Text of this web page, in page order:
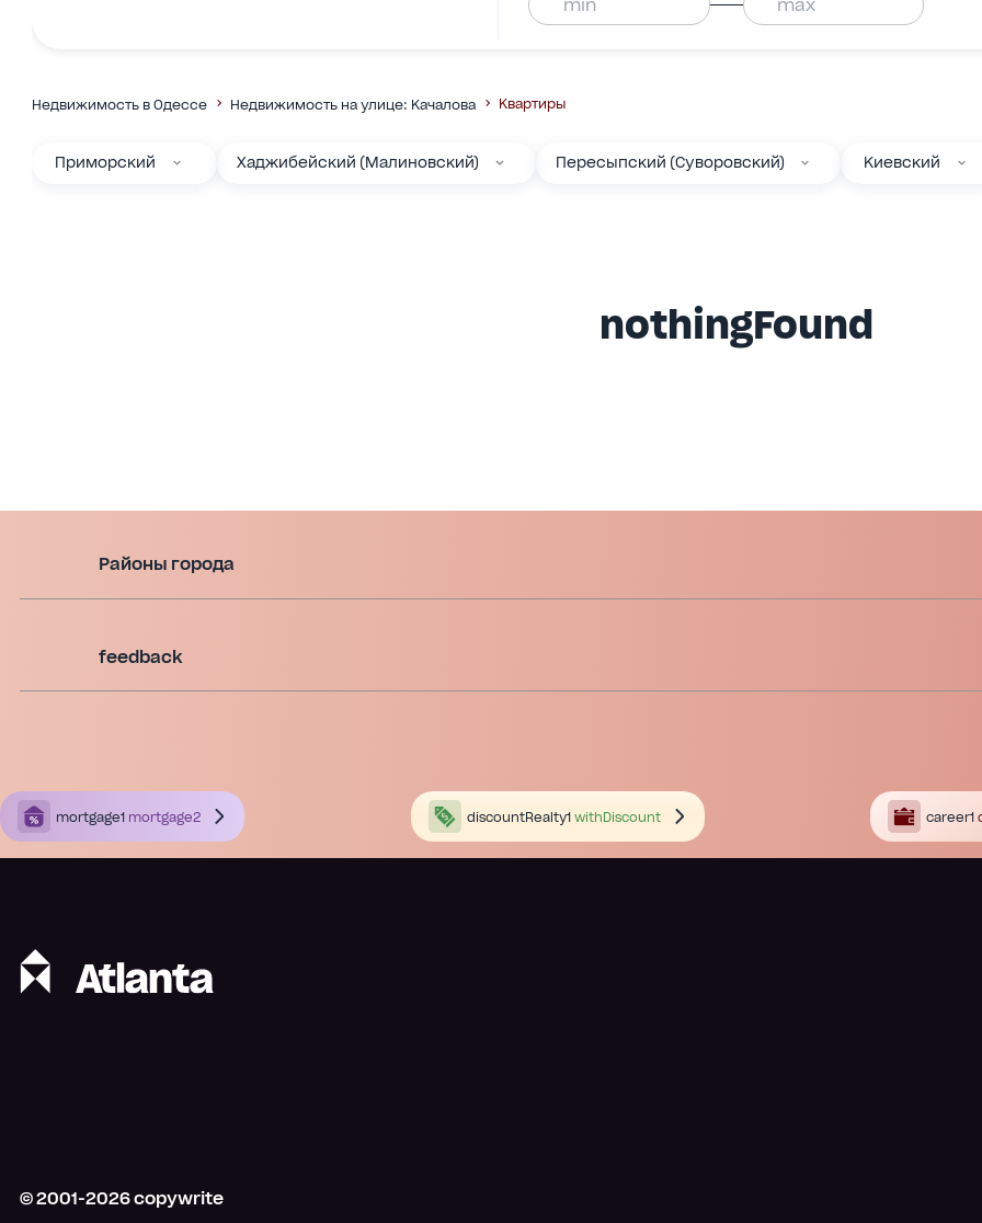
Недвижимость в Одессе Недвижимость на улице: Качалова Квартиры
Приморский Хаджибейский (Малиновский) Пересыпский (Суворовский) Киевский
nothingFound
Районы города
feedback
mortgage1 mortgage2 discountRealty1 withDiscount career1
© 2001-2026copywrite